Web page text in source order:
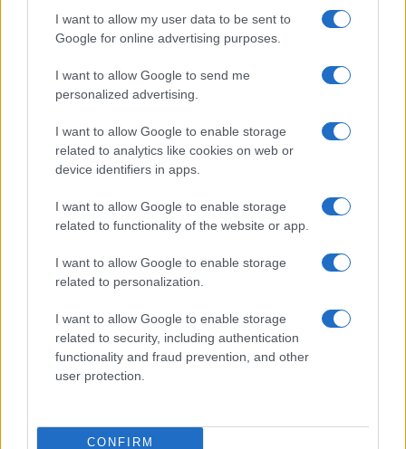
I want to allow my user data to be sent to
Google for online advertising purposes.
I want to allow Google to send me
personalized advertising.
I want to allow Google to enable storage
related to analytics like cookies on web or
device identifiers in apps.
I want to allow Google to enable storage
related to functionality of the website or app.
I want to allow Google to enable storage
related to personalization.
I want to allow Google to enable storage
related to security, including authentication
functionality and fraud prevention, and other
user protection.
CONFIRM
clerici. In tal senso, non è un caso che ben 15
personalità vicine al negazionista Ahmadinejad
sono rientrate in Parlamento (tra loro Habibollah
Dahmardeh, Ebrahim Azizi, Abdolreza Mesri,
giorno, l’undicesimo dal 1979, sarà quindi
fortemente ostile al presidente Rouhani e invece
molto vicino a Khamenei, all’establishment
clericale e alle Guardie Rivoluzionarie. Un dato
non da poco, non solo per la difficile coesistenza
che toccherà al presidente Rouhani, ma anche per
il fatto che probabilmente, questo Parlamento
potrebbe riscrivere parte della Costituzione
Suprema Ali Khamenei, ovvero la carica più